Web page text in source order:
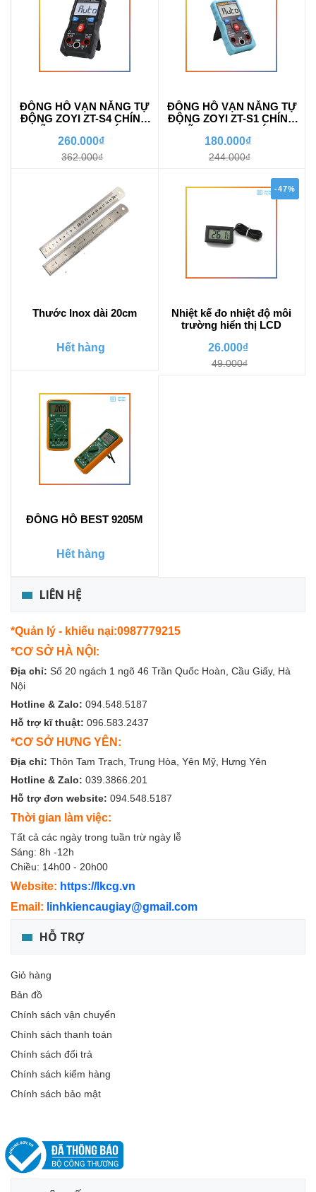
ĐỒNG HỒ VẠN NĂNG TỰ
ĐỘNG ZOYI ZT-S4 CHÍNH
260.000₫
362.000₫
ĐỒNG HỒ VẠN NĂNG TỰ
ĐỘNG ZOYI ZT-S1 CHÍNH
180.000₫
244.000₫
Thước Inox dài 20cm
Hết hàng
-47%
Nhiệt kế đo nhiệt độ môi
trường hiển thị LCD
26.000₫
49.000₫
ĐỒNG HỒ BEST 9205M
Hết hàng
LIÊN HỆ
*Quản lý - khiếu nại:0987779215
*CƠ SỞ HÀ NỘI:
Địa chỉ: Số 20 ngách 1 ngõ 46 Trần Quốc Hoàn, Cầu Giấy, Hà
Nội
Hotline & Zalo: 094.548.5187
Hỗ trợ kĩ thuật: 096.583.2437
*CƠ SỞ HƯNG YÊN:
Địa chỉ: Thôn Tam Trạch, Trung Hòa, Yên Mỹ, Hưng Yên
Hotline & Zalo: 039.3866.201
Hỗ trợ đơn website: 094.548.5187
Thời gian làm việc:
Tất cả các ngày trong tuần trừ ngày lễ
Sáng: 8h -12h
Chiều: 14h00 - 20h00
Website: https://lkcg.vn
Email: linhkiencaugiay@gmail.com
HỖ TRỢ
Giỏ hàng
Bản đồ
Chính sách vận chuyển
Chính sách thanh toán
Chính sách đổi trả
Chính sách kiểm hàng
Chính sách bảo mật